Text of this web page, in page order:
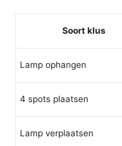
Soort klus
Lamp ophangen
4 spots plaatsen
Lamp verplaatsen